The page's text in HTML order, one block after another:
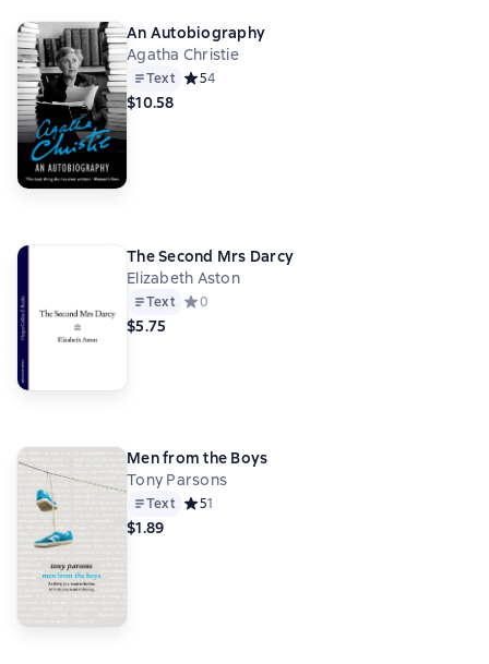
An Autobiography
Agatha Christie
Text Средний рейтинг 5 на основе 4 оценок
54
$10.58
The Second Mrs Darcy
Elizabeth Aston
Text Средний рейтинг 0 на основе 0 оценок
0
$5.75
Men from the Boys
Tony Parsons
Text Средний рейтинг 5 на основе 1 оценок
51
$1.89